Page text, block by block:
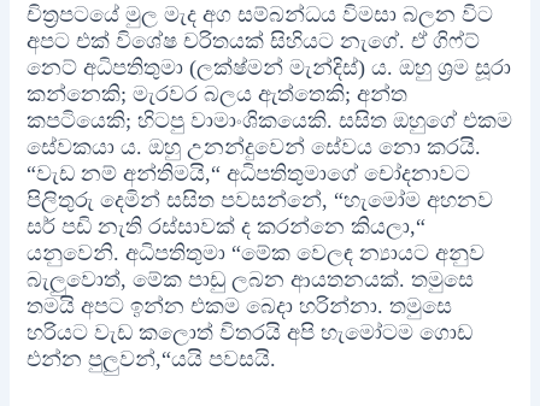
චිත්‍රපටයේ මුල මැද අග සම්බන්ධය විමසා බලන විට
අපට එක් විශේෂ චරිතයක් සිහියට නැගේ. ඒ ගිෆ්ට්
නෙට් අධිපතිතුමා (ලක්ෂ්මන් මැන්දිස්) ය. ඔහු ශ්‍රම සූරා
කන්නෙකි; මැරවර බලය ඇත්තෙකි; අන්ත
කපටියෙකි; හිටපු වාමාංශිකයෙකි. සසිත ඔහුගේ එකම
සේවකයා ය. ඔහු උනන්දුවෙන් සේවය නො කරයි.
“වැඩ නම් අන්තිමයි,“ අධිපතිතුමාගේ චෝදනාවට
පිලිතුරු දෙමින් සසිත පවසන්නේ, “හැමෝම අහනව
සර් පඩි නැති රස්සාවක් ද කරන්නෙ කියලා,“
යනුවෙනි. අධිපතිතුමා “මේක වෙලඳ න්‍යායට අනුව
බැලුවොත්, මේක පාඩු ලබන ආයතනයක්. තමුසෙ
තමයි අපට ඉන්න එකම බෙදා හරින්නා. තමුසෙ
හරියට වැඩ කලොත් විතරයි අපි හැමෝටම ගොඩ
එන්න පුලුවන්,“යයි පවසයි.